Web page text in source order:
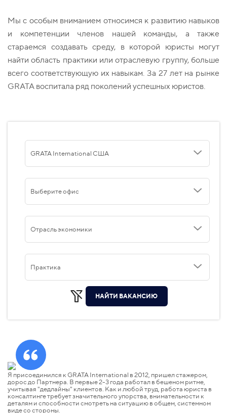
Мы с особым вниманием относимся к развитию навыков
и компетенции членов нашей команды, а также
стараемся создавать среду, в которой юристы могут
найти область практики или отраслевую группу, больше
всего соответствующую их навыкам. За 27 лет на рынке
GRATA воспитала ряд поколений успешных юристов.
GRATA International США
Выберите офис
Отрасль экономики
Практика
НАЙТИ ВАКАНСИЮ
Я присоединился к GRATA International в 2012, пришел стажером,
дорос до Партнера. В первые 2-3 года работал в бешеном ритме,
учитывая "дедлайны" клиентов. Как и любой труд, работа юриста в
консалтинге требует значительного упорства, внимательности к
деталям и способности смотреть на ситуацию в общем, системном
виде со стороны.